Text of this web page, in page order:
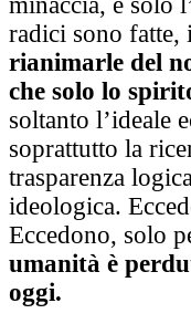
radici sono fatte,
rianimarle del
che solo lo
soltanto l’ideale
soprattutto la
trasparenza
ideologica.
Eccedono, solo
umanità è
oggi.